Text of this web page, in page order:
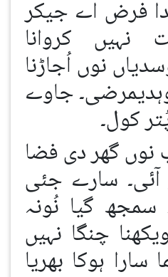
فرض اے جیکر
نہیں کروانا
نوں اُجاڑنا
جاوے
کول۔
گھر دی فضا
آئی۔ سارے جئی
گیا نُونہ
چنگا نہیں
سارا ہوکا بھریا